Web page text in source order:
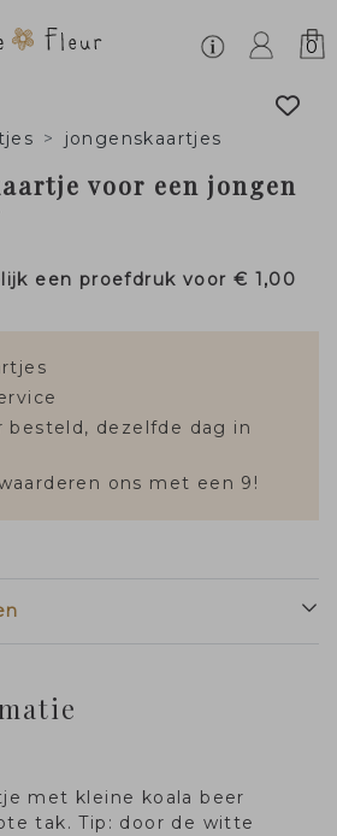
0
jongenskaartjes
voor een jongen
een proefdruk voor € 1,00
besteld, dezelfde dag in
ons met een 9!
met kleine koala beer
tak. Tip: door de witte